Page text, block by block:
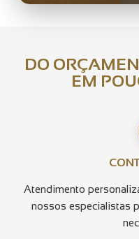
DO
EM
Atendimento
nossos especialistas